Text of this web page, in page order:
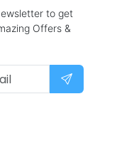
to get
Offers &